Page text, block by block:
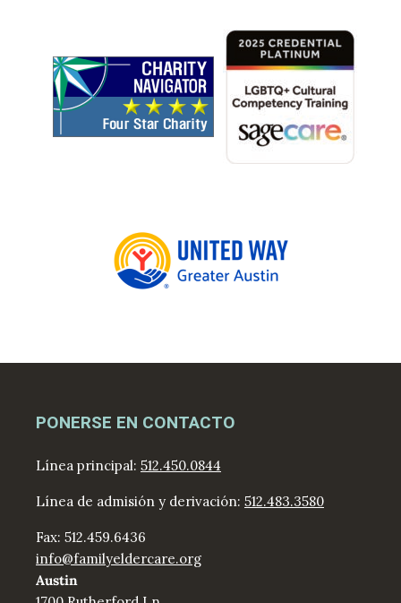
PONERSE EN CONTACTO
Línea principal: 512.450.0844
Línea de admisión y derivación: 512.483.3580
Fax: 512.459.6436
info@familyeldercare.org
Austin